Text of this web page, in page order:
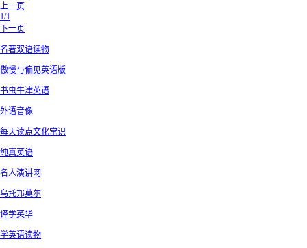
上一页
1/1
下一页
名著双语读物
傲慢与偏见英语版
书虫牛津英语
外语音像
每天读点文化常识
纯真英语
名人演讲网
乌托邦莫尔
译学英华
学英语读物